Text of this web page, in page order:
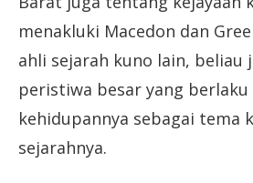
menakluki Macedon dan
ahli sejarah kuno lain, beliau
peristiwa besar yang berlaku
kehidupannya sebagai tema
sejarahnya.